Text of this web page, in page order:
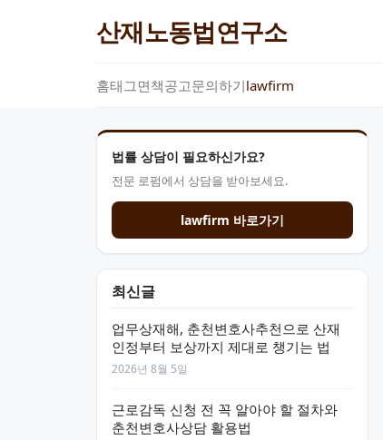
산재노동법연구소
홈태그면책공고문의하기lawfirm
법률 상담이 필요하신가요?
전문 로펌에서 상담을 받아보세요.
lawfirm 바로가기
최신글
업무상재해, 춘천변호사추천으로 산재
인정부터 보상까지 제대로 챙기는 법
2026년 8월 5일
근로감독 신청 전 꼭 알아야 할 절차와
춘천변호사상담 활용법